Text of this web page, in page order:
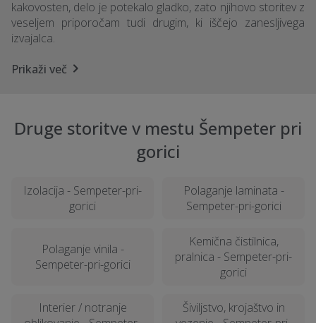
kakovosten, delo je potekalo gladko, zato njihovo storitev z
veseljem priporočam tudi drugim, ki iščejo zanesljivega
izvajalca.
Prikaži več
Druge storitve v mestu Šempeter pri
gorici
Izolacija - Sempeter-pri-
gorici
Polaganje laminata -
Sempeter-pri-gorici
Polaganje vinila -
Sempeter-pri-gorici
Kemična čistilnica,
pralnica - Sempeter-pri-
gorici
Interier / notranje
Šiviljstvo, krojaštvo in